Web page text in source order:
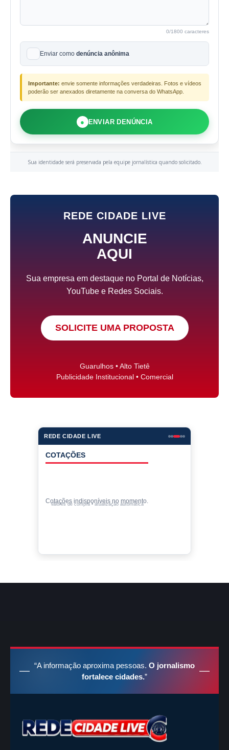
0/1800 caracteres
Enviar como denúncia anônima
Importante: envie somente informações verdadeiras. Fotos e vídeos
poderão ser anexados diretamente na conversa do WhatsApp.
● ENVIAR DENÚNCIA
Sua identidade será preservada pela equipe jornalística quando solicitado.
REDE CIDADE LIVE
ANUNCIE
AQUI
Sua empresa em destaque no Portal de Notícias,
YouTube e Redes Sociais.
SOLICITE UMA PROPOSTA
Guarulhos • Alto Tietê
Publicidade Institucional • Comercial
REDE CIDADE LIVE
COTAÇÕES
Cotações indisponíveis no momento.
Valores de compra • atualização automática
“A informação aproxima pessoas. O jornalismo
fortalece cidades.”